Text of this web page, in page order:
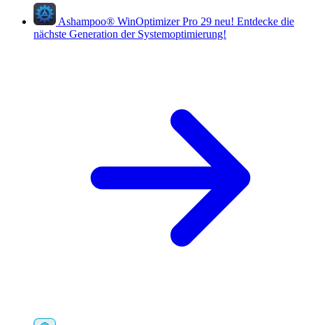
Ashampoo® WinOptimizer Pro 29 neu! Entdecke die
nächste Generation der Systemoptimierung!